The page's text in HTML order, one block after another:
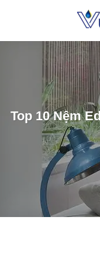
Top 10 Nệm